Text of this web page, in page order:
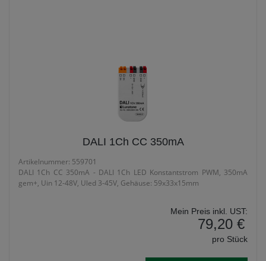
DALI 1Ch CC 350mA
Artikelnummer: 559701
DALI 1Ch CC 350mA - DALI 1Ch LED Konstantstrom PWM, 350mA
gem+, Uin 12-48V, Uled 3-45V, Gehäuse: 59x33x15mm
Mein Preis inkl. UST:
79,20 €
pro Stück